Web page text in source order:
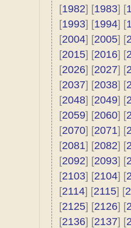
[1982] [1983] [
[1993] [1994] [
[2004] [2005] [
[2015] [2016] [
[2026] [2027] [
[2037] [2038] [
[2048] [2049] [
[2059] [2060] [
[2070] [2071] [
[2081] [2082] [
[2092] [2093] [
[2103] [2104] [
[2114] [2115] [
[2125] [2126] [
[2136] [2137] [